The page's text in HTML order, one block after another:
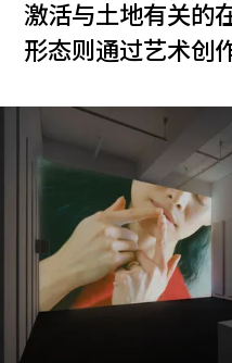
激活与土地有关的
形态则通过艺术创